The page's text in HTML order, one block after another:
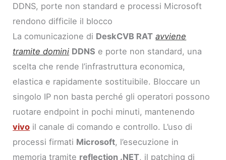
DDNS, porte non standard e processi Microsoft
rendono difficile il blocco
La comunicazione di DeskCVB RAT avviene
tramite domini DDNS e porte non standard, una
scelta che rende l’infrastruttura economica,
elastica e rapidamente sostituibile. Bloccare un
singolo IP non basta perché gli operatori possono
ruotare endpoint in pochi minuti, mantenendo
vivo il canale di comando e controllo. L’uso di
processi firmati Microsoft, l’esecuzione in
memoria tramite reflection .NET, il patching di